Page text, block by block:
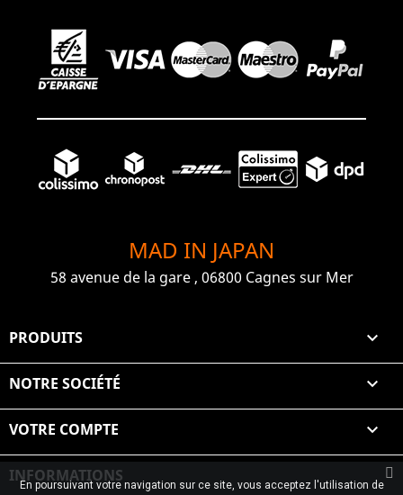
MAD IN JAPAN
58 avenue de la gare , 06800 Cagnes sur Mer
PRODUITS 
NOTRE SOCIÉTÉ 
VOTRE COMPTE 
INFORMATIONS
En poursuivant votre navigation sur ce site, vous acceptez l'utilisation de